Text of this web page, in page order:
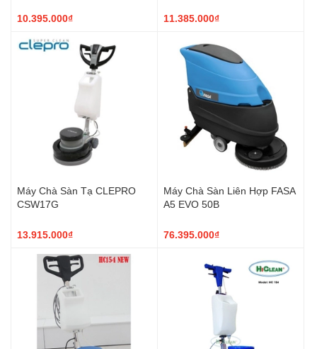
10.395.000₫ 11.385.000₫
Máy Chà Sàn Tạ CLEPRO
CSW17G
13.915.000₫
Máy Chà Sàn Liên Hợp FASA
A5 EVO 50B
76.395.000₫